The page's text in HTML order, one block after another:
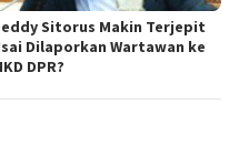
Sitorus Makin Terjepit
Dilaporkan Wartawan ke
DPR?